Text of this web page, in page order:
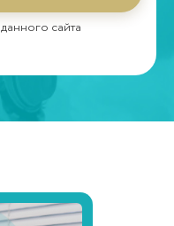
данного сайта